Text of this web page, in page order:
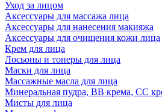
Уход за лицом
Аксессуары для массажа лица
Аксессуары для нанесения макияжа
Аксессуары для очищения кожи лица
Крем для лица
Лосьоны и тонеры для лица
Маски для лица
Массажные масла для лица
Минеральная пудра, BB крема, СС
Мисты для лица